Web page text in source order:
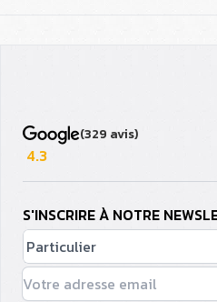
(329 avis)
4.3
S'INSCRIRE À NOTRE